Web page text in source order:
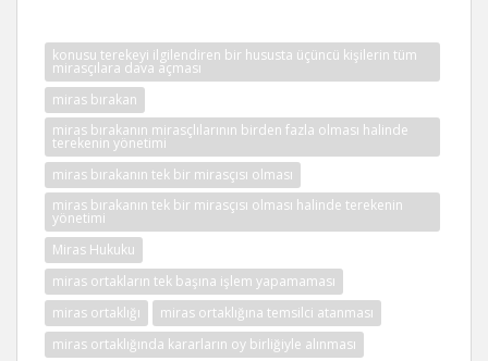
konusu terekeyi ilgilendiren bir hususta üçüncü kişilerin tüm
mirasçılara dava açması
miras bırakan
miras bırakanın mirasçlılarının birden fazla olması halinde
terekenin yönetimi
miras bırakanın tek bir mirasçısı olması
miras bırakanın tek bir mirasçısı olması halinde terekenin
yönetimi
Miras Hukuku
miras ortakların tek başına işlem yapamaması
miras ortaklığı
miras ortaklığına temsilci atanması
miras ortaklığında kararların oy birliğiyle alınması